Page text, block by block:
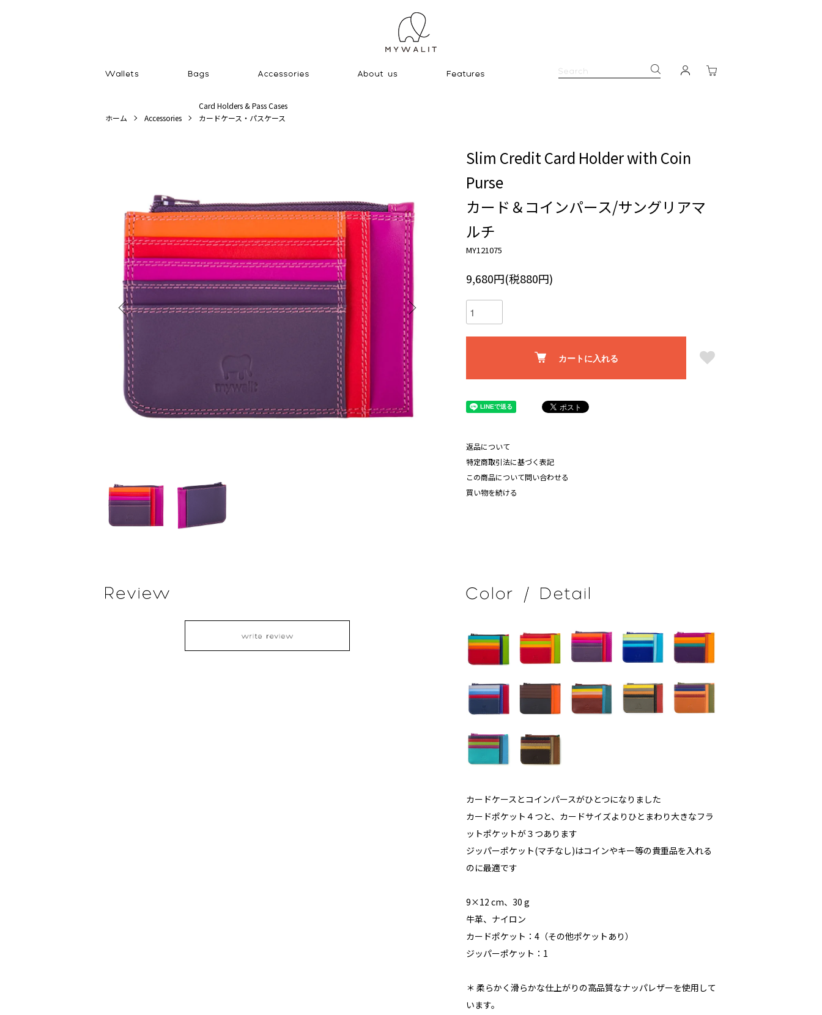
ホーム Accessories
Card Holders & Pass Cases
カードケース・パスケース
Slim Credit Card Holder with Coin
Purse
カード＆コインパース/サングリアマ
ルチ
MY121075
9,680円(税880円)
カートに入れる
返品について
特定商取引法に基づく表記
この商品について問い合わせる
買い物を続ける
カードケースとコインパースがひとつになりました
カードポケット４つと、カードサイズよりひとまわり大きなフラ
ットポケットが３つあります
ジッパーポケット(マチなし)はコインやキー等の貴重品を入れる
のに最適です
9×12 cm、30 g
牛革、ナイロン
カードポケット：4（その他ポケットあり）
ジッパーポケット：1
＊ 柔らかく滑らかな仕上がりの高品質なナッパレザーを使用して
います。